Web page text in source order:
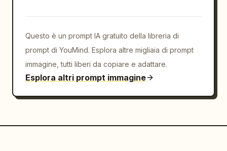
Questo è un prompt IA gratuito della libreria di
prompt di YouMind. Esplora altre migliaia di prompt
immagine, tutti liberi da copiare e adattare.
Esplora altri prompt immagine